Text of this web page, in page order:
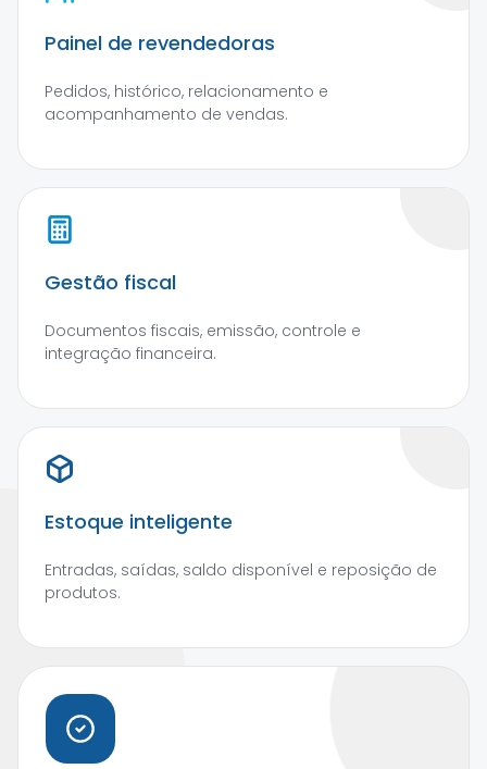
Painel de revendedoras
Pedidos, histórico, relacionamento e
acompanhamento de vendas.
Gestão fiscal
Documentos fiscais, emissão, controle e
integração financeira.
Estoque inteligente
Entradas, saídas, saldo disponível e reposição de
produtos.